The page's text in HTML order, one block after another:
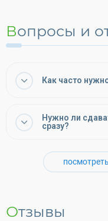
Вопросы и
Как часто
Нужно ли
сразу?
Отзывы